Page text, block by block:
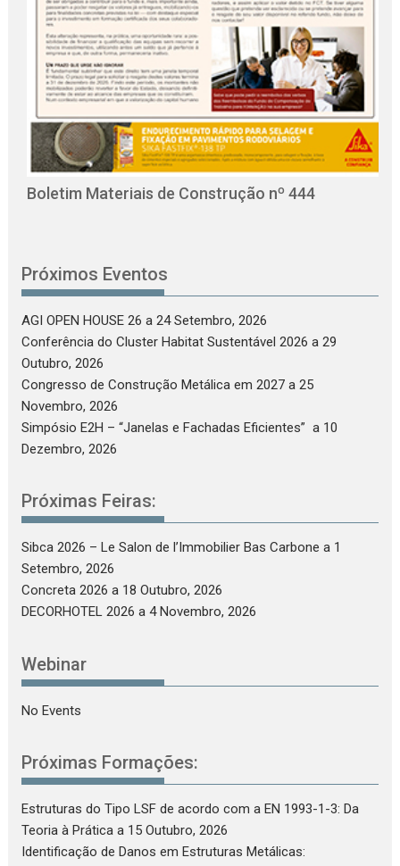
Boletim Materiais de Construção nº 444
Próximos Eventos
AGI OPEN HOUSE 26 a 24 Setembro, 2026
Conferência do Cluster Habitat Sustentável 2026 a 29
Outubro, 2026
Congresso de Construção Metálica em 2027 a 25
Novembro, 2026
Simpósio E2H – “Janelas e Fachadas Eficientes” a 10
Dezembro, 2026
Próximas Feiras:
Sibca 2026 – Le Salon de l’Immobilier Bas Carbone a 1
Setembro, 2026
Concreta 2026 a 18 Outubro, 2026
DECORHOTEL 2026 a 4 Novembro, 2026
Webinar
No Events
Próximas Formações:
Estruturas do Tipo LSF de acordo com a EN 1993-1-3: Da
Teoria à Prática a 15 Outubro, 2026
Identificação de Danos em Estruturas Metálicas: